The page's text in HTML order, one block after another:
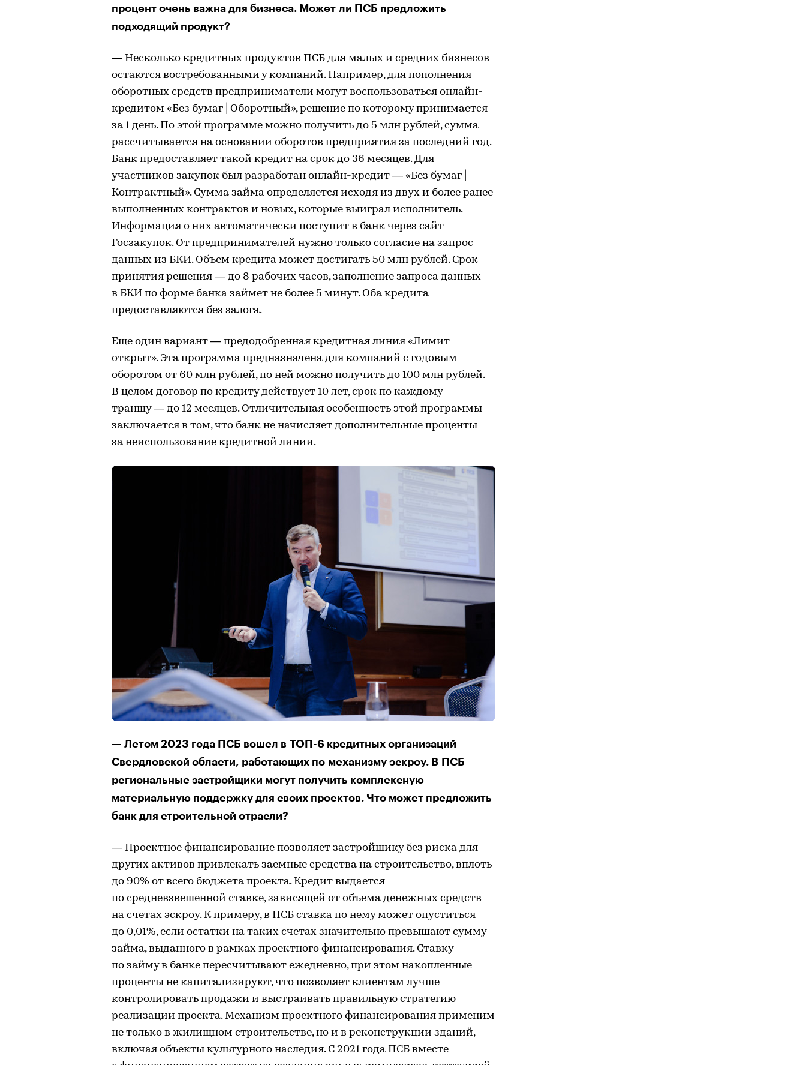
процент очень важна для бизнеса. Может ли ПСБ предложить
подходящий продукт?
— Несколько кредитных продуктов ПСБ для малых и средних бизнесов
остаются востребованными у компаний. Например, для пополнения
оборотных средств предприниматели могут воспользоваться онлайн-
кредитом «Без бумаг | Оборотный», решение по которому принимается
за 1 день. По этой программе можно получить до 5 млн рублей, сумма
рассчитывается на основании оборотов предприятия за последний год.
Банк предоставляет такой кредит на срок до 36 месяцев. Для
участников закупок был разработан онлайн-кредит — «Без бумаг |
Контрактный». Сумма займа определяется исходя из двух и более ранее
выполненных контрактов и новых, которые выиграл исполнитель.
Информация о них автоматически поступит в банк через сайт
Госзакупок. От предпринимателей нужно только согласие на запрос
данных из БКИ. Объем кредита может достигать 50 млн рублей. Срок
принятия решения — до 8 рабочих часов, заполнение запроса данных
в БКИ по форме банка займет не более 5 минут. Оба кредита
предоставляются без залога.
Еще один вариант — предодобренная кредитная линия «Лимит
открыт». Эта программа предназначена для компаний с годовым
оборотом от 60 млн рублей, по ней можно получить до 100 млн рублей.
В целом договор по кредиту действует 10 лет, срок по каждому
траншу — до 12 месяцев. Отличительная особенность этой программы
заключается в том, что банк не начисляет дополнительные проценты
за неиспользование кредитной линии.
— Летом 2023 года ПСБ вошел в ТОП-6 кредитных организаций
Свердловской области, работающих по механизму эскроу. В ПСБ
региональные застройщики могут получить комплексную
материальную поддержку для своих проектов. Что может предложить
банк для строительной отрасли?
— Проектное финансирование позволяет застройщику без риска для
других активов привлекать заемные средства на строительство, вплоть
до 90% от всего бюджета проекта. Кредит выдается
по средневзвешенной ставке, зависящей от объема денежных средств
на счетах эскроу. К примеру, в ПСБ ставка по нему может опуститься
до 0,01%, если остатки на таких счетах значительно превышают сумму
займа, выданного в рамках проектного финансирования. Ставку
по займу в банке пересчитывают ежедневно, при этом накопленные
проценты не капитализируют, что позволяет клиентам лучше
контролировать продажи и выстраивать правильную стратегию
реализации проекта. Механизм проектного финансирования применим
не только в жилищном строительстве, но и в реконструкции зданий,
включая объекты культурного наследия. С 2021 года ПСБ вместе